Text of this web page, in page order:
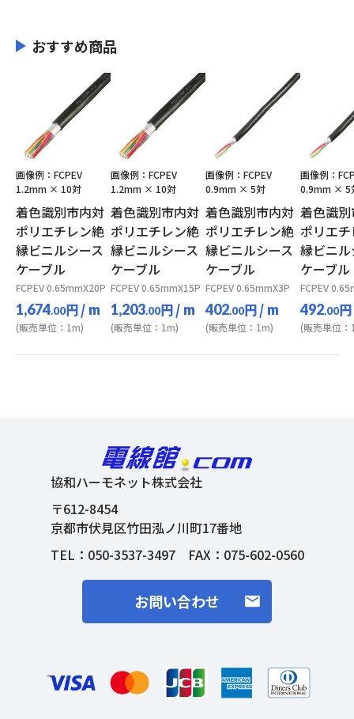
おすすめ商品
画像例：FCPEV
1.2mm × 10対
着色識別市内対
ポリエチレン絶
縁ビニルシース
ケーブル
FCPEV 0.65mmX20P
1,674.00円/ m
(販売単位：1m)
画像例：FCPEV
1.2mm × 10対
着色識別市内対
ポリエチレン絶
縁ビニルシース
ケーブル
FCPEV 0.65mmX15P
1,203.00円/ m
(販売単位：1m)
画像例：FCPEV
0.9mm × 5対
着色識別市内対
ポリエチレン絶
縁ビニルシース
ケーブル
FCPEV 0.65mmX3P
402.00円/ m
(販売単位：1m)
画像例：
0.9mm × 5
着色識
ポリエ
縁ビニ
ケーブル
FCPEV
492.00円
(販売単位：
協和ハーモネット株式会社
〒612-8454
京都市伏見区竹田泓ノ川町17番地
TEL： 050-3537-3497FAX：075-602-0560
お問い合わせ